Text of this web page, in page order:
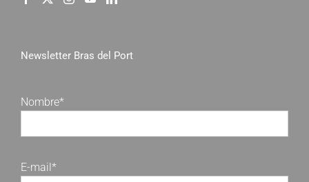
Newsletter Bras del Port
Nombre*
E-mail*